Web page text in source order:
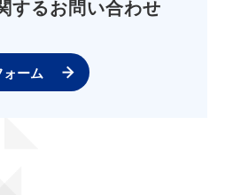
するお問い合わせ
ォーム